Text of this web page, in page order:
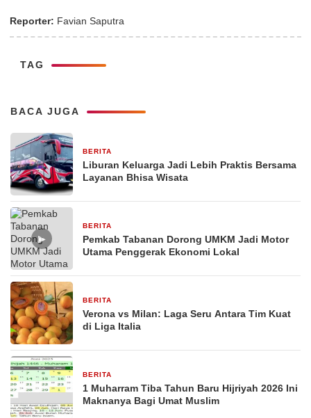
Reporter: Favian Saputra
TAG
BACA JUGA
BERITA
Liburan Keluarga Jadi Lebih Praktis Bersama
Layanan Bhisa Wisata
▶
BERITA
Pemkab Tabanan Dorong UMKM Jadi Motor
Utama Penggerak Ekonomi Lokal
BERITA
Verona vs Milan: Laga Seru Antara Tim Kuat
di Liga Italia
BERITA
1 Muharram Tiba Tahun Baru Hijriyah 2026 Ini
Maknanya Bagi Umat Muslim